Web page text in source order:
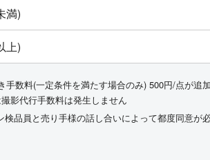
満)
上)
手数料(一定条件を満たす場合のみ) 500円/点が追
影代行手数料は発生しません
品員と売り手様の話し合いによって都度同意が必